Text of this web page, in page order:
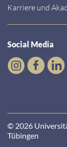
Karriere und
Social Media
© 2026
Tübingen